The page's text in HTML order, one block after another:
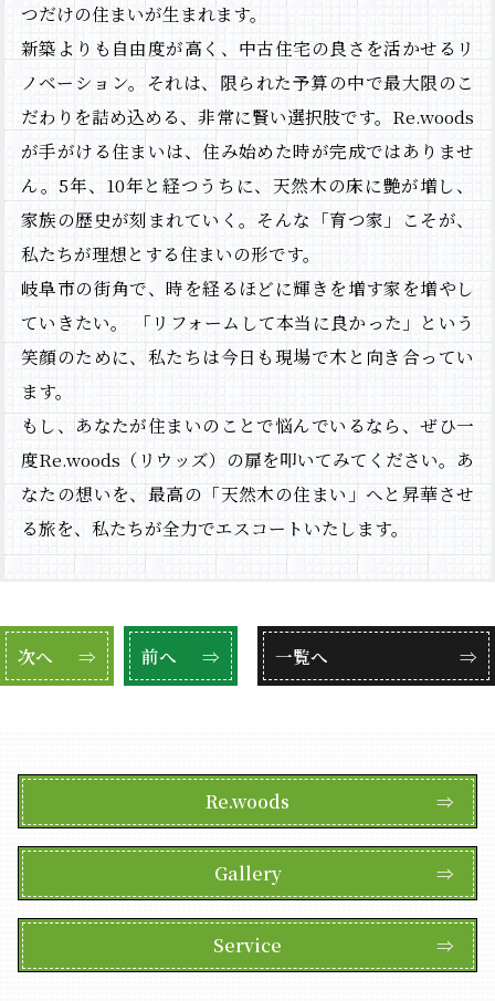
HOME
Re.woordについて
施工事例
NEWS＆BLOG
会社概要
お問い合わせ
つだけの住まいが生まれます。
新築よりも自由度が高く、中古住宅の良さを活かせるリ
ノベーション。それは、限られた予算の中で最大限のこ
だわりを詰め込める、非常に賢い選択肢です。Re.woods
が手がける住まいは、住み始めた時が完成ではありませ
ん。5年、10年と経つうちに、天然木の床に艶が増し、
家族の歴史が刻まれていく。そんな「育つ家」こそが、
私たちが理想とする住まいの形です。
岐阜市の街角で、時を経るほどに輝きを増す家を増やし
ていきたい。 「リフォームして本当に良かった」という
笑顔のために、私たちは今日も現場で木と向き合ってい
ます。
もし、あなたが住まいのことで悩んでいるなら、ぜひ一
度Re.woods（リウッズ）の扉を叩いてみてください。あ
なたの想いを、最高の「天然木の住まい」へと昇華させ
る旅を、私たちが全力でエスコートいたします。
次へ ⇒ 前へ ⇒ 一覧へ ⇒
Re.woods ⇒
Gallery ⇒
Service ⇒